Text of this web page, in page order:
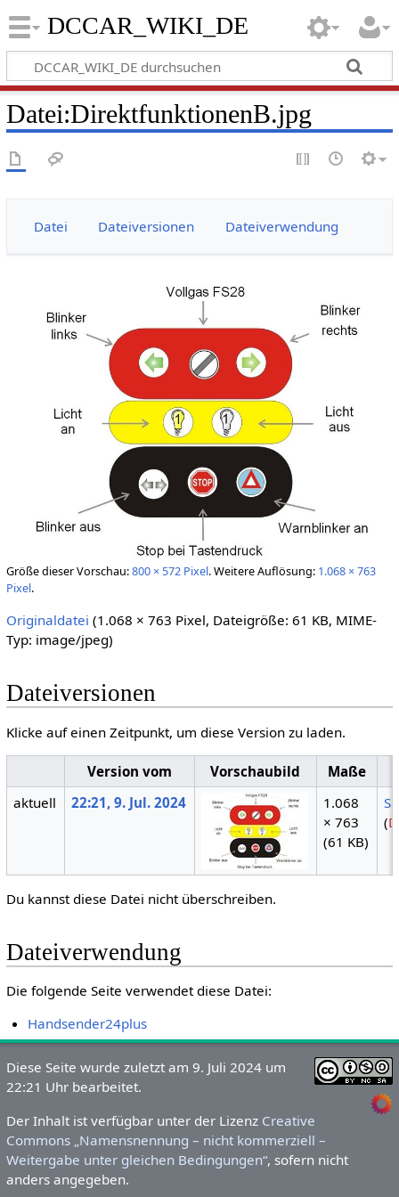
DCCAR_WIKI_DE
Datei:DirektfunktionenB.jpg
Datei Dateiversionen Dateiverwendung
Größe dieser Vorschau:800 × 572 Pixel.Weitere Auflösung: 1.068 × 763
Pixel.
Originaldatei (1.068 × 763 Pixel, Dateigröße: 61 KB, MIME-
Typ: image/jpeg)
Dateiversionen
Klicke auf einen Zeitpunkt, um diese Version zu laden.
Version vom Vorschaubild
Maße
aktuell
22:21, 9. Jul. 2024
1.068
× 763
(61 KB)
(
Du kannst diese Datei nicht überschreiben.
Dateiverwendung
Die folgende Seite verwendet diese Datei:
Handsender24plus
Diese Seite wurde zuletzt am 9. Juli 2024 um
22:21 Uhr bearbeitet.
Der Inhalt ist verfügbar unter der Lizenz Creative
Commons „Namensnennung – nicht kommerziell –
Weitergabe unter gleichen Bedingungen“, sofern nicht
anders angegeben.